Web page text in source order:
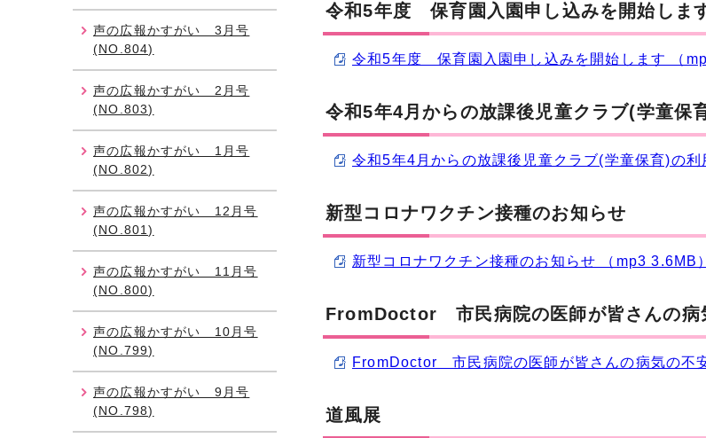
令和5年度 保育園入園申し込みを開始しま
令和5年度 保育園入園申し込みを開始します （
令和5年4月からの放課後児童クラブ(学童保
令和5年4月からの放課後児童クラブ(学童保育)の利
新型コロナワクチン接種のお知らせ
新型コロナワクチン接種のお知らせ （mp3 3.6MB）
FromDoctor 市民病院の医師が皆さんの病
FromDoctor 市民病院の医師が皆さんの病気の不
道風展
声の広報かすがい 3月号
(NO.804)
声の広報かすがい 2月号
(NO.803)
声の広報かすがい 1月号
(NO.802)
声の広報かすがい 12月号
(NO.801)
声の広報かすがい 11月号
(NO.800)
声の広報かすがい 10月号
(NO.799)
声の広報かすがい 9月号
(NO.798)